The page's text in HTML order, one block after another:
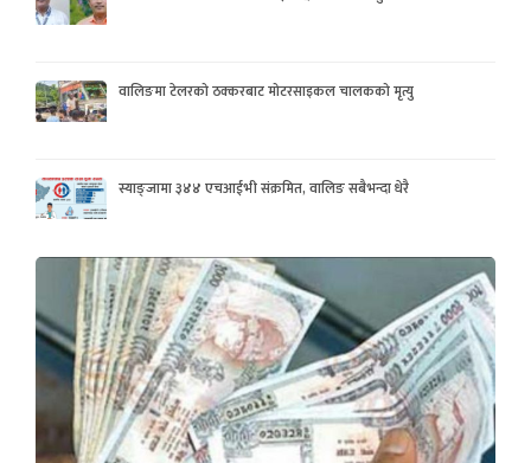
वालिङमा टेलरको ठक्करबाट मोटरसाइकल चालकको मृत्यु
स्याङ्जामा ३४४ एचआईभी संक्रमित, वालिङ सबैभन्दा धेरै